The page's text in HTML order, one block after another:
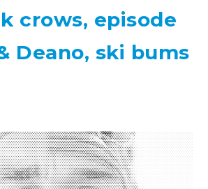
crows, episode
Deano, ski bums